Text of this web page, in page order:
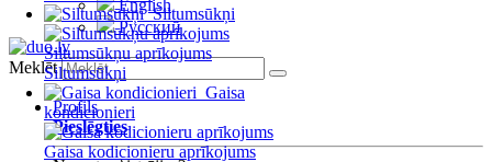
English
Русский
Siltumsūkņi
Siltumsūkņu aprīkojums
Siltumsūkņi
Gaisa
kondicionieri
Gaisa kodicionieru aprīkojums
Meklēt
Profils
Pieslēgties